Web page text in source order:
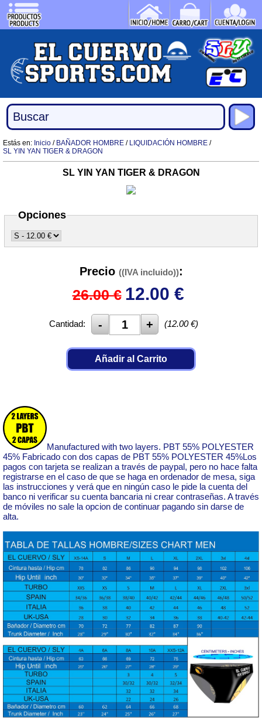
Estás en: Inicio / BAÑADOR HOMBRE / LIQUIDACIÓN HOMBRE /
SL YIN YAN TIGER & DRAGON
SL YIN YAN TIGER & DRAGON
Opciones
Precio ((IVA incluido)):
26.00 € 12.00 €
Cantidad: (12.00€)
Añadir al Carrito
Manufactured with two layers. PBT 55% POLYESTER
45% Fabricado con dos capas de PBT 55% POLYESTER 45%Los
pagos con tarjeta se realizan a través de paypal, pero no hace falta
registrarse en el caso de que se haga en ordenador de mesa, siga
las instrucciones y verá que en ningún caso le pide la cuenta del
banco ni verificar su cuenta bancaria ni crear contraseñas. A través
de móviles no sale la opcion de continuar pagando sin darse de
alta.